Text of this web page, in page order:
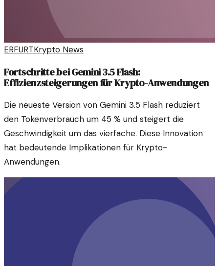
ERFURTKrypto News
Fortschritte bei Gemini 3.5 Flash:
Effizienzsteigerungen für Krypto-Anwendungen
Die neueste Version von Gemini 3.5 Flash reduziert
den Tokenverbrauch um 45 % und steigert die
Geschwindigkeit um das vierfache. Diese Innovation
hat bedeutende Implikationen für Krypto-
Anwendungen.